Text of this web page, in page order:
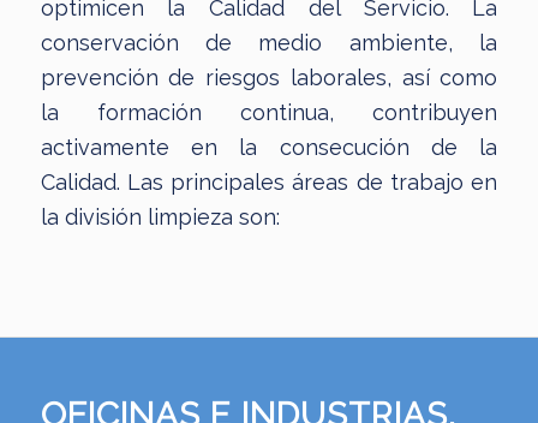
optimicen la Calidad del Servicio. La
conservación de medio ambiente, la
prevención de riesgos laborales, así como
la formación continua, contribuyen
activamente en la consecución de la
Calidad. Las principales áreas de trabajo en
la división limpieza son: